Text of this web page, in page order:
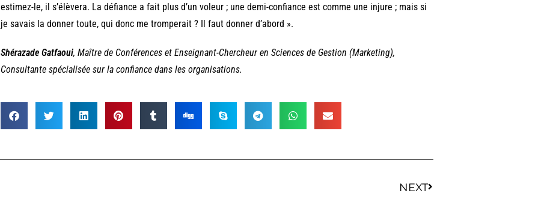
estimez-le, il s’élèvera. La défiance a fait plus d’un voleur ; une demi-confiance est comme une injure ; mais si
je savais la donner toute, qui donc me tromperait ? Il faut donner d’abord ».
Shérazade Gatfaoui, Maître de Conférences et Enseignant-Chercheur en Sciences de Gestion (Marketing),
Consultante spécialisée sur la confiance dans les organisations.
NEXT